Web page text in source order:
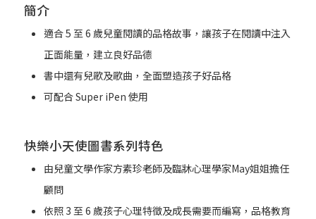
簡介
適合 5 至 6 歲兒童閱讀的品格故事，讓孩子在閱讀中注入
正面能量，建立良好品德
書中還有兒歌及歌曲，全面塑造孩子好品格
可配合 Super iPen 使用
快樂小天使圖書系列特色
由兒童文學作家方素珍老師及臨牀心理學家May姐姐擔任
顧問
依照 3 至 6 歲孩子心理特徵及成長需要而編寫，品格教育